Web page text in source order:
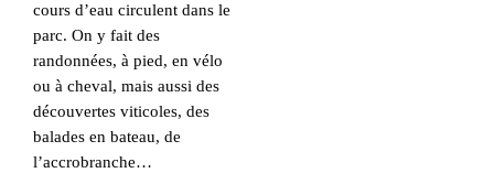
cours d’eau circulent dans le
parc. On y fait des
randonnées, à pied, en vélo
ou à cheval, mais aussi des
découvertes viticoles, des
balades en bateau, de
l’accrobranche…